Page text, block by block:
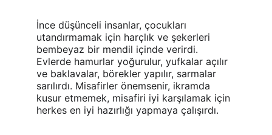
İnce düşünceli insanlar, çocukları
utandırmamak için harçlık ve şekerleri
bembeyaz bir mendil içinde verirdi.
Evlerde hamurlar yoğurulur, yufkalar açılır
ve baklavalar, börekler yapılır, sarmalar
sarılırdı. Misafirler önemsenir, ikramda
kusur etmemek, misafiri iyi karşılamak için
herkes en iyi hazırlığı yapmaya çalışırdı.